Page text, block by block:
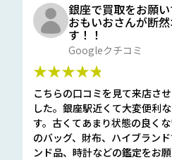
銀座で買取をお願い
おもいおさんが断
す！！
Googleクチコミ
★★★★★
こちらの口コミを見て来店さ
した。銀座駅近くて大変便利
す。古くてあまり状態の良く
のバッグ、財布、ハイブラン
ンド品、時計などの鑑定をお願